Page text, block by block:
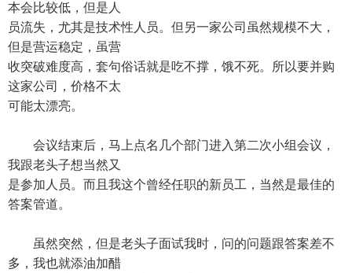
本会比较低，但是人
员流失，尤其是技术性人员。但另一家公司虽然规模不大，
但是营运稳定，虽营
收突破难度高，套句俗话就是吃不撑，饿不死。所以要并购
这家公司，价格不太
可能太漂亮。
会议结束后，马上点名几个部门进入第二次小组会议，
我跟老头子想当然又
是参加人员。而且我这个曾经任职的新员工，当然是最佳的
答案管道。
虽然突然，但是老头子面试我时，问的问题跟答案差不
多，我也就添油加醋